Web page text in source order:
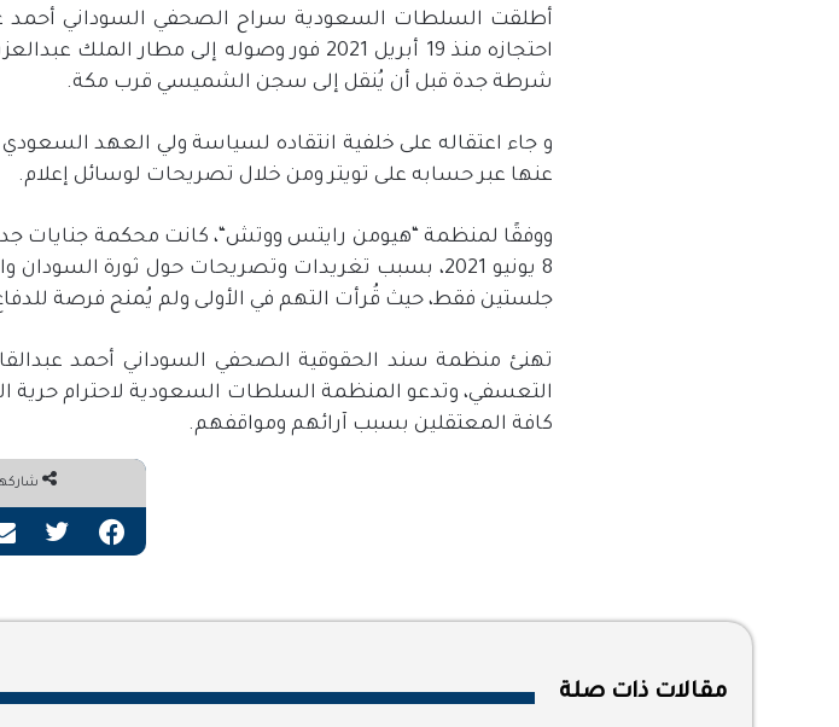
أطلقت السلطات السعودية سراح الصحفي السوداني أحمد
احتجازه منذ
أبريل فور وصوله إلى مطار الملك
شرطة جدة قبل أن يُنقل إلى سجن الشميسي قرب مكة.
و جاء اعتقاله على خلفية انتقاده لسياسة ولي العهد
عنها عبر حسابه على تويتر ومن خلال تصريحات لوسائل إعلام.
ووفقًا لمنظمة “هيومن رايتس ووتش“، كانت محكمة جنايات
8 يونيو
، بسبب تغريدات وتصريحات حول ثورة السودان
جلستين فقط، حيث قُرأت التهم في الأولى ولم يُمنح فرصة
تهنئ منظمة سند الحقوقية الصحفي السوداني أحمد
التعسفي، وتدعو المنظمة السلطات السعودية لاحترام حرية
كافة المعتقلين بسبب آرائهم ومواقفهم.
فيسبوك تويتر
مقالات ذات صلة